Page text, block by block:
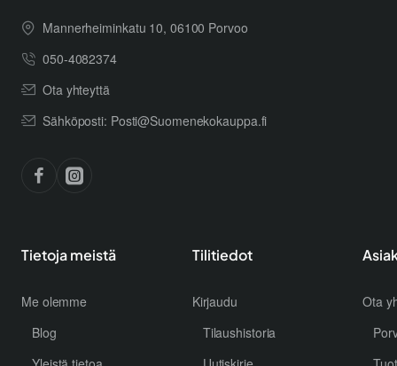
Mannerheiminkatu 10, 06100 Porvoo
050-4082374
Ota yhteyttä
Sähköposti: Posti@Suomenekokauppa.fi
Tietoja meistä
Me olemme
Blog
Tilitiedot
Kirjaudu
Tilaushistoria
Ota